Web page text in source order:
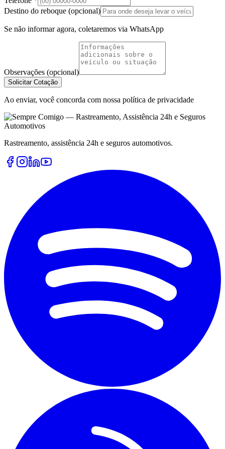
Destino do reboque (opcional)
Se não informar agora, coletaremos via WhatsApp
Observações (opcional)
Solicitar Cotação
Ao enviar, você concorda com nossa política de privacidade
Rastreamento, assistência 24h e seguros automotivos.